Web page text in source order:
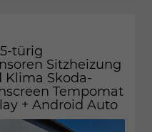
5-türig
Sitzheizung
Skoda-
Tempomat
+ Android Auto